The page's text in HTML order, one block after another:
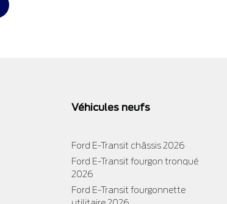
Véhicules neufs
Ford E-Transit châssis 2026
Ford E-Transit fourgon tronqué
2026
Ford E-Transit fourgonnette